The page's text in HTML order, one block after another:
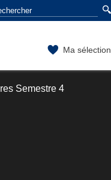
Ma sélection
Semestre 4